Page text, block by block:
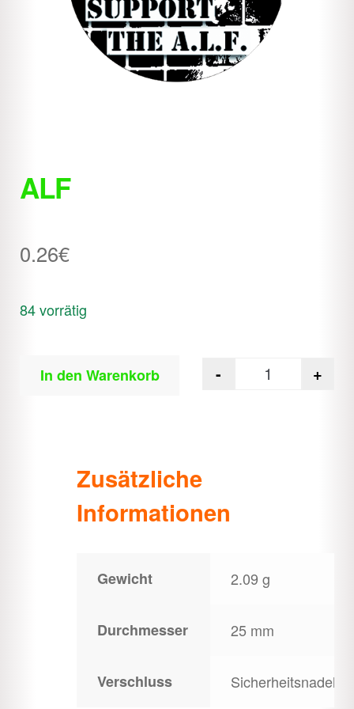
ALF
0.26€
84 vorrätig
Quantity
- +
In den Warenkorb
Zusätzliche
Informationen
Gewicht 2.09 g
Durchmesser 25 mm
Verschluss Sicherheitsnadel